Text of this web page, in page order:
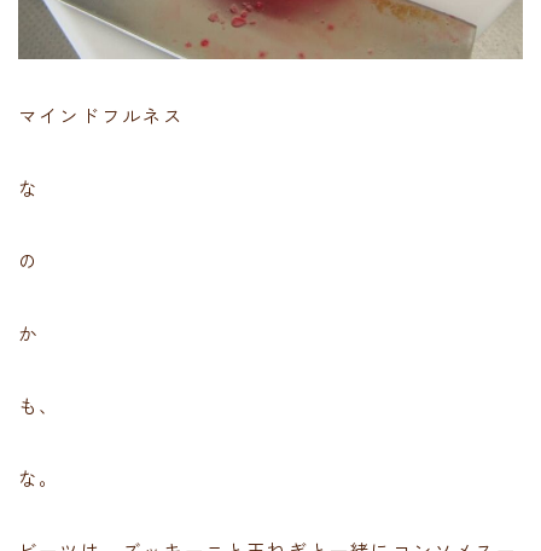
マインドフルネス
な
の
か
も、
な。